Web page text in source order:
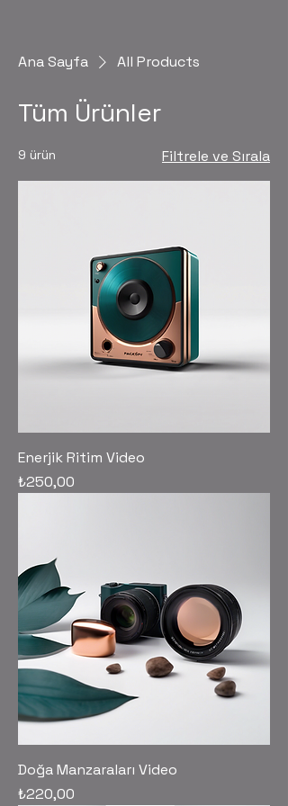
Ana Sayfa All Products
Tüm Ürünler
9 ürün Filtrele ve Sırala
Enerjik Ritim Video
Fiyat
₺250,00
Doğa Manzaraları Video
Fiyat
₺220,00